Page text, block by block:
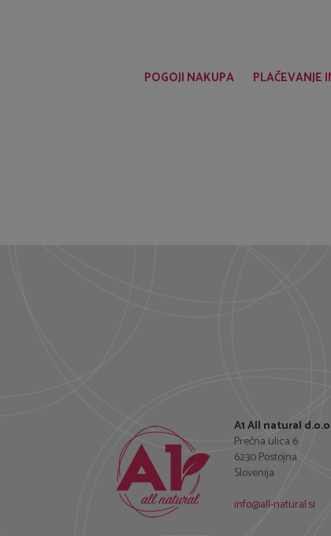
POGOJI NAKUPA PLAČEVANJE
A1 All natural
Prečna ulica 6
6230 Postojna
Slovenija
info@all-natural.si